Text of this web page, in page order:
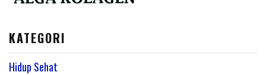
KATEGORI
Hidup Sehat